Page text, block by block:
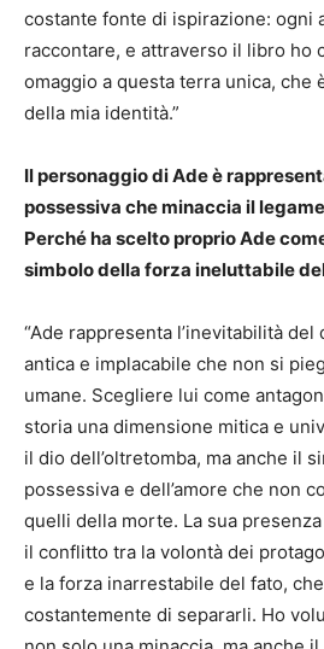
costante fonte di ispirazione: ogni
raccontare, e attraverso il libro ho
omaggio a questa terra unica, che
della mia identità.”
Il personaggio di Ade è
possessiva che minaccia il
Perché ha scelto proprio Ade
simbolo della forza ineluttabile
“Ade rappresenta l’inevitabilità
antica e implacabile che non si
umane. Scegliere lui come
storia una dimensione mitica e
il dio dell’oltretomba, ma anche il
possessiva e dell’amore che non
quelli della morte. La sua
il conflitto tra la volontà dei
e la forza inarrestabile del fato,
costantemente di separarli. Ho